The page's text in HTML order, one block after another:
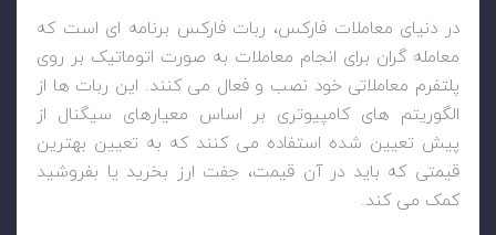
در دنیای معاملات فارکس، ربات فارکس برنامه ای است که
معامله گران برای انجام معاملات به صورت اتوماتیک بر روی
پلتفرم معاملاتی خود نصب و فعال می کنند. این ربات ها از
الگوریتم های کامپیوتری بر اساس معیارهای سیگنال از
پیش تعیین شده استفاده می کنند که به تعیین بهترین
قیمتی که باید در آن قیمت، جفت ارز بخرید یا بفروشید
کمک می کند.